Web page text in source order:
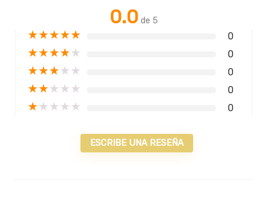
0.0 de 5
★★★★★ 0
★★★★★ 0
★★★★★ 0
★★★★★ 0
★★★★★ 0
ESCRIBE UNA RESEÑA